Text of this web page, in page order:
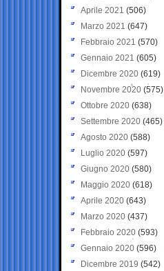
Aprile 2021 (506)
Marzo 2021 (647)
Febbraio 2021 (570)
Gennaio 2021 (605)
Dicembre 2020 (619)
Novembre 2020 (575)
Ottobre 2020 (638)
Settembre 2020(465)
Agosto 2020 (588)
Luglio 2020 (597)
Giugno 2020 (580)
Maggio 2020 (618)
Aprile 2020 (643)
Marzo 2020 (437)
Febbraio 2020 (593)
Gennaio 2020 (596)
Dicembre 2019 (542)